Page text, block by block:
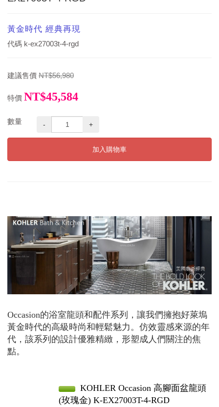
黃金時代 經典再現
代碼 k-ex27003t-4-rgd
建議售價 NT$56,980
特價 NT$45,584
數量 - +
加入購物車
Occasion的浴室龍頭和配件系列，讓我們擁抱好萊塢
黃金時代的高級時尚和輕鬆魅力。仿效靈感來源的年
代，該系列的設計優雅精緻，形塑成人們關注的焦
點。
KOHLER Occasion 高腳面盆龍頭
(玫瑰金) K-EX27003T-4-RGD